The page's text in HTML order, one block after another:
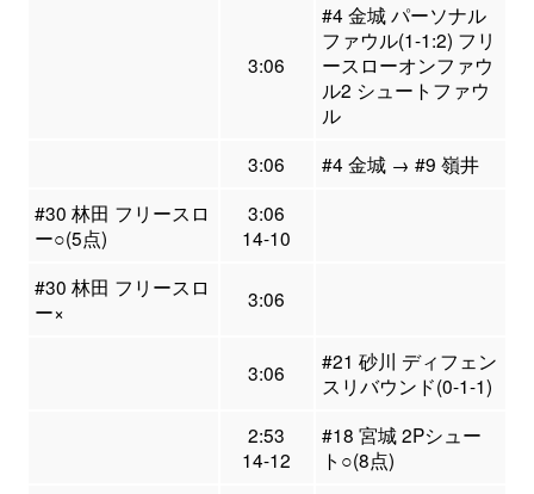
3:06
#4 金城 パーソナル
ファウル(1-1:2) フリ
ースローオンファウ
ル2 シュートファウ
ル
3:06
#4 金城 → #9 嶺井
#30 林田 フリースロ
ー○(5点)
3:06
14-10
#30 林田 フリースロ
ー×
3:06
3:06
#21 砂川 ディフェン
スリバウンド(0-1-1)
2:53
14-12
#18 宮城 2Pシュー
ト○(8点)